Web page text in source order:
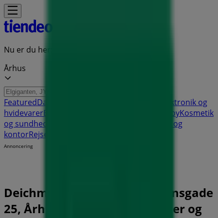
Nu er du her:
Århus
FeaturedDagligvarer
Elektronik og
hvidevarerByggemarkeder Legetøj og babyKosmetik
og sundhed
Bøger og
kontorRejse
Annoncering
Deichmann butik - M.P. Bruunsgade
25, Århus - Tilbud, åbningstider og